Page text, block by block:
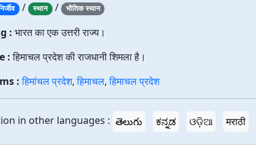
/ स्थान / भौतिक स्थान
: भारत का एक उत्तरी राज्य।
:हिमाचल प्रदेश की राजधानी शिमला है।
:हिमांचल प्रदेश,हिमाचल,हिमाचल प्रदेश
in other languages : తెలుగు ಕನ್ನಡ ଓଡ଼ିଆ मराठी